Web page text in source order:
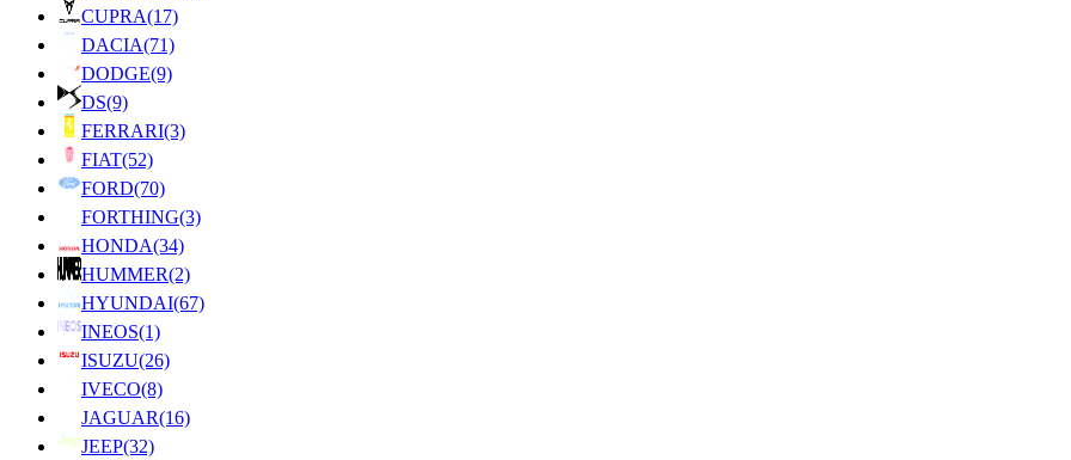
CUPRA(17)
DACIA(71)
DODGE(9)
DS(9)
FERRARI(3)
FIAT(52)
FORD(70)
FORTHING(3)
HONDA(34)
HUMMER(2)
HYUNDAI(67)
INEOS(1)
ISUZU(26)
IVECO(8)
JAGUAR(16)
JEEP(32)